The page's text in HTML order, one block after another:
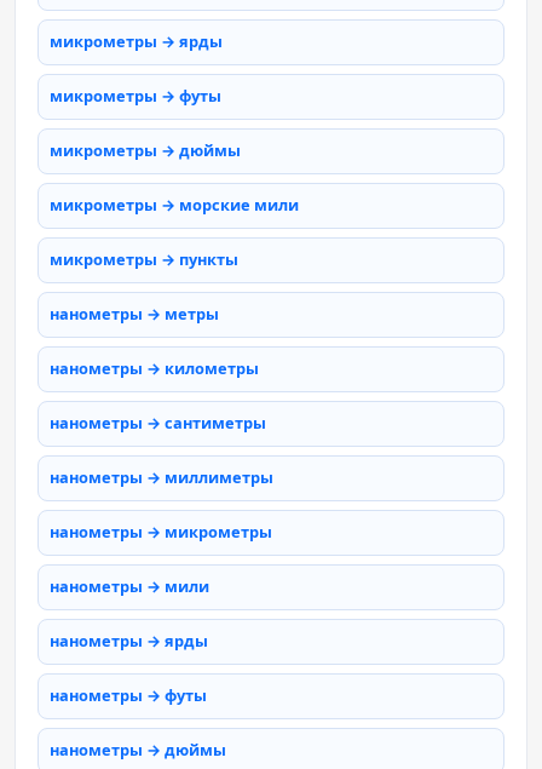
микрометры → ярды
микрометры → футы
микрометры → дюймы
микрометры → морские мили
микрометры → пункты
нанометры → метры
нанометры → километры
нанометры → сантиметры
нанометры → миллиметры
нанометры → микрометры
нанометры → мили
нанометры → ярды
нанометры → футы
нанометры → дюймы